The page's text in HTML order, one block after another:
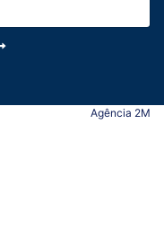
Agência 2M